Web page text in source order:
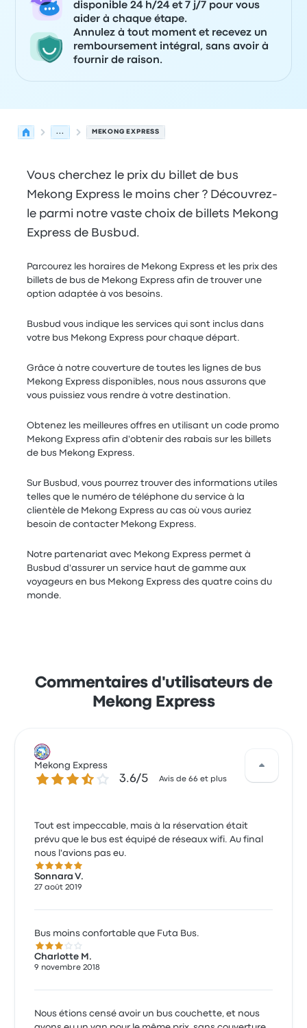
disponible 24 h/24 et 7 j/7 pour vous
aider à chaque étape.
Annulez à tout moment et recevez un
remboursement intégral, sans avoir à
fournir de raison.
... MEKONG EXPRESS
Vous cherchez le prix du billet de bus
Mekong Express le moins cher ? Découvrez-
le parmi notre vaste choix de billets Mekong
Express de Busbud.
Parcourez les horaires de Mekong Express et les prix des
billets de bus de Mekong Express afin de trouver une
option adaptée à vos besoins.
Busbud vous indique les services qui sont inclus dans
votre bus Mekong Express pour chaque départ.
Grâce à notre couverture de toutes les lignes de bus
Mekong Express disponibles, nous nous assurons que
vous puissiez vous rendre à votre destination.
Obtenez les meilleures offres en utilisant un code promo
Mekong Express afin d'obtenir des rabais sur les billets
de bus Mekong Express.
Sur Busbud, vous pourrez trouver des informations utiles
telles que le numéro de téléphone du service à la
clientèle de Mekong Express au cas où vous auriez
besoin de contacter Mekong Express.
Notre partenariat avec Mekong Express permet à
Busbud d'assurer un service haut de gamme aux
voyageurs en bus Mekong Express des quatre coins du
monde.
Commentaires d'utilisateurs de
Mekong Express
Mekong Express
3.6 sur 5 étoiles 3.6/5 Avis de 66 et plus
Tout est impeccable, mais à la réservation était
prévu que le bus est équipé de réseaux wifi. Au final
nous l'avions pas eu.
5.0 sur 5 étoiles
Sonnara V.
27 août 2019
Bus moins confortable que Futa Bus.
3.0 sur 5 étoiles
Charlotte M.
9 novembre 2018
Nous étions censé avoir un bus couchette, et nous